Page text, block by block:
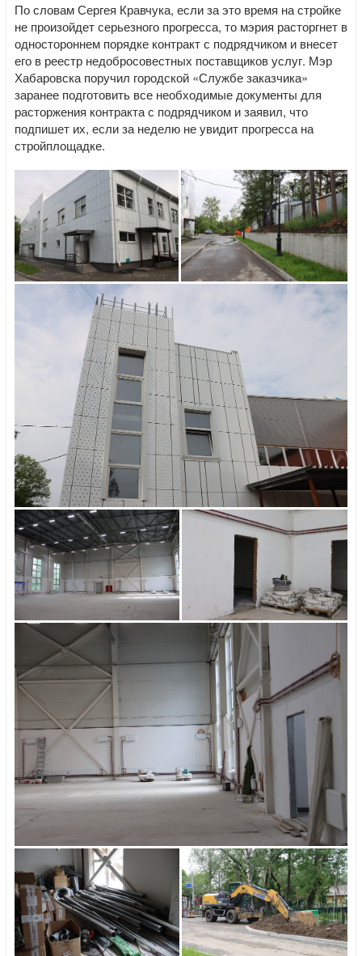
По словам Сергея Кравчука, если за это время на стройке
не произойдет серьезного прогресса, то мэрия расторгнет в
одностороннем порядке контракт с подрядчиком и внесет
его в реестр недобросовестных поставщиков услуг. Мэр
Хабаровска поручил городской «Службе заказчика»
заранее подготовить все необходимые документы для
расторжения контракта с подрядчиком и заявил, что
подпишет их, если за неделю не увидит прогресса на
стройплощадке.